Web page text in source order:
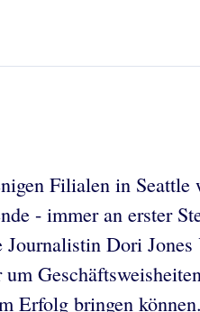
Filialen in Seattle
- immer an erster
Dori Jones
Erfolg bringen können